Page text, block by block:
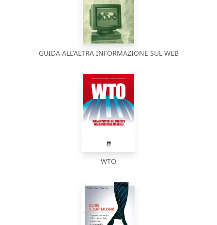
GUIDA ALL'ALTRA INFORMAZIONE SUL WEB
WTO